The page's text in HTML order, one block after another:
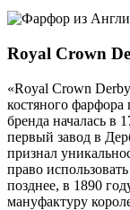
Royal Crown
«Royal Crown
костяного
бренда началась в
первый завод в
признал
право
позднее, в 1890
мануфактуру